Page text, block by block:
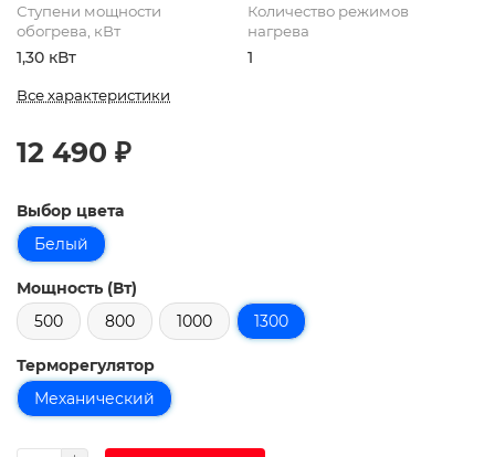
Ступени мощности
обогрева, кВт
1,30 кВт
Количество режимов
нагрева
1
Все характеристики
12 490 ₽
Выбор цвета
Белый
Мощность (Вт)
500
800 1000 1300
Терморегулятор
Механический